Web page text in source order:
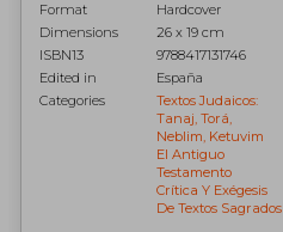
Format
Hardcover
Dimensions
26 x 19 cm
ISBN13
9788417131746
Edited in
España
Categories
Textos Judaicos:
Tanaj, Torá,
Neblim, Ketuvim
El Antiguo
Testamento
Crítica Y Exégesis
De Textos Sagrados